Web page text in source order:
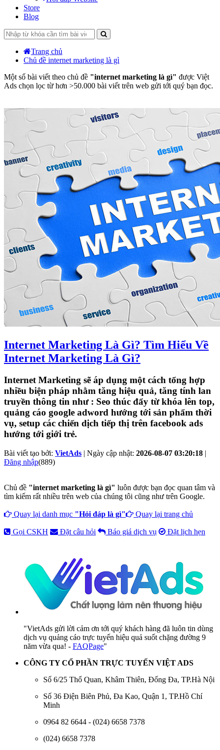
Store
Blog
Trang chủ
Chủ đề internet marketing là gì
Một số bài viết theo chủ đề "internet marketing là gì" được Việt
Ads chọn lọc từ hơn >50.000 bài viết trên web gửi tới quý bạn đọc.
Internet Marketing Là Gì? Tìm Hiểu Về
Internet Marketing Là Gì?
Internet Marketing sẽ áp dụng một cách tổng hợp
nhiều biện pháp nhằm tăng hiệu quả, tăng tính lan
truyền thông tin như : Seo thúc đẩy từ khóa lên top,
quảng cáo google adword hướng tới sản phẩm thời
vụ, setup các chiến dịch tiếp thị trên facebook ads
hướng tới giới trẻ.
Bài viết tạo bởi: VietAds | Ngày cập nhật: 2026-08-07 03:20:18 |
Đăng nhập(889)
Chủ đề "internet marketing là gì" luôn được bạn đọc quan tâm và
tìm kiếm rất nhiều trên web của chúng tôi cũng như trên Google.
Quay lại danh mục "Hỏi đáp là gì" Quay lại trang chủ
Gọi CSKH Đặt câu hỏi Báo giá dịch vụ Đặt lịch hẹn
"VietAds gửi lời cảm ơn tới quý khách hàng đã luôn tin dùng
dịch vụ quảng cáo trực tuyến hiệu quả suốt chặng đường 9
năm vừa qua! - FAQPage"
CÔNG TY CỔ PHẦN TRỰC TUYẾN VIỆT ADS
Số 6/25 Thổ Quan, Khâm Thiên, Đống Đa, TP.Hà Nội
Số 36 Điện Biên Phủ, Đa Kao, Quận 1, TP.Hồ Chí
Minh
0964 82 6644 - (024) 6658 7378
(024) 6658 7378